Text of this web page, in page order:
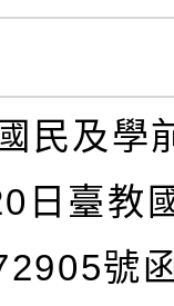
民及學
日臺教
號